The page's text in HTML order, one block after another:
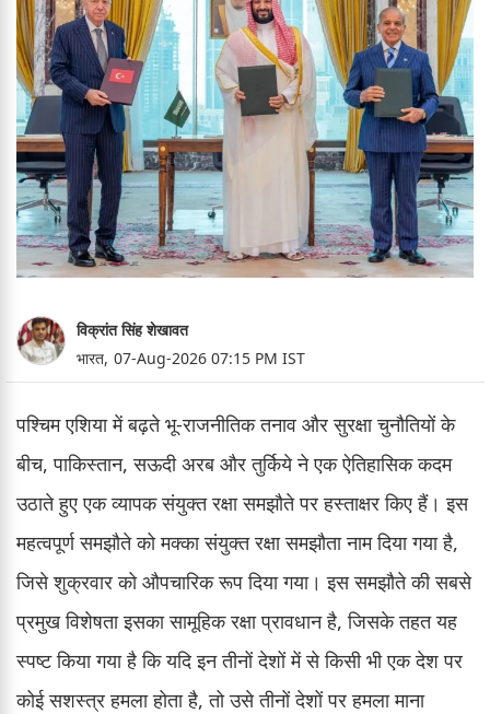
विक्रांत सिंह शेखावत
भारत, 07-Aug-2026 07:15 PM IST
पश्चिम एशिया में बढ़ते भू-राजनीतिक तनाव और सुरक्षा चुनौतियों के
बीच, पाकिस्तान, सऊदी अरब और तुर्किये ने एक ऐतिहासिक कदम
उठाते हुए एक व्यापक संयुक्त रक्षा समझौते पर हस्ताक्षर किए हैं। इस
महत्वपूर्ण समझौते को मक्का संयुक्त रक्षा समझौता नाम दिया गया है,
जिसे शुक्रवार को औपचारिक रूप दिया गया। इस समझौते की सबसे
प्रमुख विशेषता इसका सामूहिक रक्षा प्रावधान है, जिसके तहत यह
स्पष्ट किया गया है कि यदि इन तीनों देशों में से किसी भी एक देश पर
कोई सशस्त्र हमला होता है, तो उसे तीनों देशों पर हमला माना